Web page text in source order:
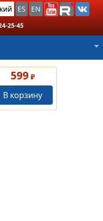
ES EN
25-45
599 ₽
В корзину